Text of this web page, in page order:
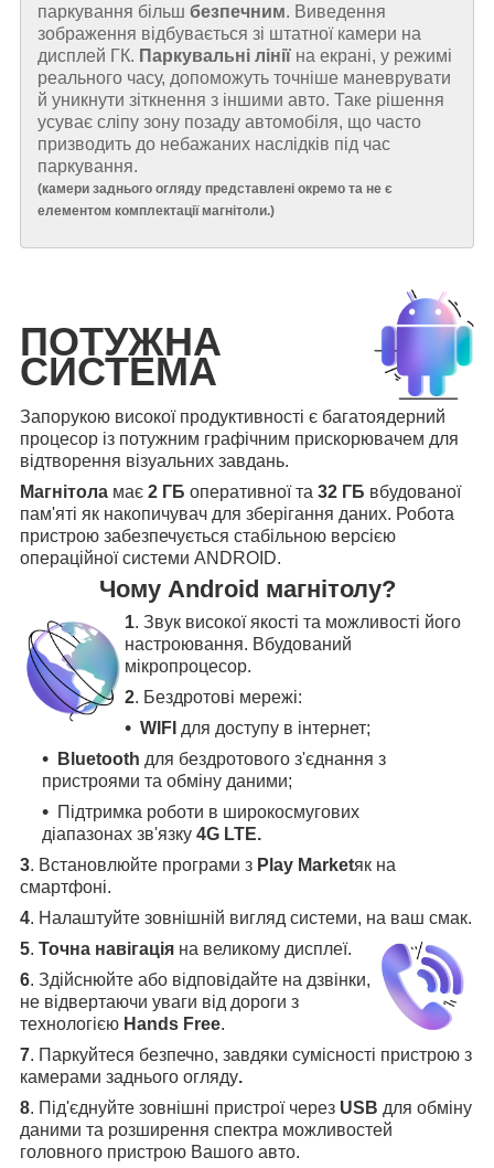
паркування більш безпечним. Виведення
зображення відбувається зі штатної камери на
дисплей ГК. Паркувальні лінії на екрані, у режимі
реального часу, допоможуть точніше маневрувати
й уникнути зіткнення з іншими авто. Таке рішення
усуває сліпу зону позаду автомобіля, що часто
призводить до небажаних наслідків під час
паркування.
(камери заднього огляду представлені окремо та не є
елементом комплектації магнітоли.)
ПОТУЖНА
СИСТЕМА
Запорукою високої продуктивності є багатоядерний
процесор із потужним графічним прискорювачем для
відтворення візуальних завдань.
Магнітола має 2 ГБ оперативної та 32 ГБ вбудованої
пам'яті як накопичувач для зберігання даних. Робота
пристрою забезпечується стабільною версією
операційної системи ANDROID.
Чому Android магнітолу?
1. Звук високої якості та можливості його
настроювання. Вбудований
мікропроцесор.
2. Бездротові мережі:
WIFI для доступу в інтернет;
Bluetooth для бездротового з'єднання з
пристроями та обміну даними;
Підтримка роботи в широкосмугових
діапазонах зв'язку 4G LTE.
3. Встановлюйте програми з Play Marketяк на
смартфоні.
4. Налаштуйте зовнішній вигляд системи, на ваш смак.
5. Точна навігація на великому дисплеї.
6. Здійснюйте або відповідайте на дзвінки,
не відвертаючи уваги від дороги з
технологією Hands Free.
7. Паркуйтеся безпечно, завдяки сумісності пристрою з
камерами заднього огляду.
8. Під'єднуйте зовнішні пристрої через USB для обміну
даними та розширення спектра можливостей
головного пристрою Вашого авто.